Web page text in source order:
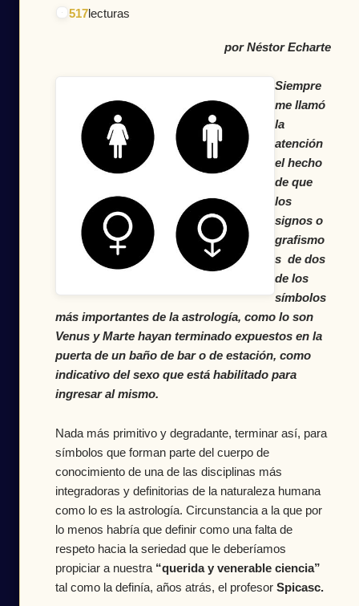
517lecturas
por Néstor Echarte
Siempre
me llamó
la
atención
el hecho
de que
los
signos o
grafismo
s de dos
de los
símbolos
más importantes de la astrología, como lo son
Venus y Marte hayan terminado expuestos en la
puerta de un baño de bar o de estación, como
indicativo del sexo que está habilitado para
ingresar al mismo.
Nada más primitivo y degradante, terminar así, para
símbolos que forman parte del cuerpo de
conocimiento de una de las disciplinas más
integradoras y definitorias de la naturaleza humana
como lo es la astrología. Circunstancia a la que por
lo menos habría que definir como una falta de
respeto hacia la seriedad que le deberíamos
propiciar a nuestra “querida y venerable ciencia”
tal como la definía, años atrás, el profesor Spicasc.